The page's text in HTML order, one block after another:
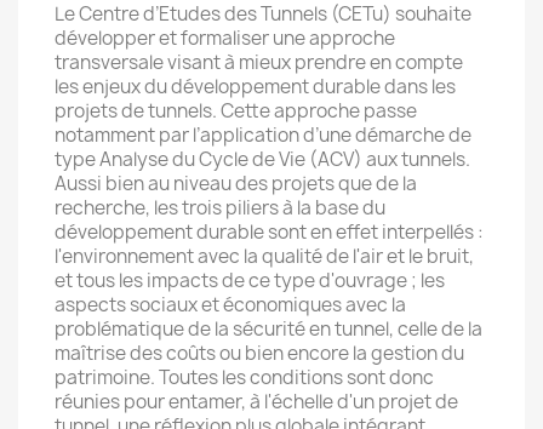
Le Centre d’Etudes des Tunnels (CETu) souhaite
développer et formaliser une approche
transversale visant à mieux prendre en compte
les enjeux du développement durable dans les
projets de tunnels. Cette approche passe
notamment par l’application d’une démarche de
type Analyse du Cycle de Vie (ACV) aux tunnels.
Aussi bien au niveau des projets que de la
recherche, les trois piliers à la base du
développement durable sont en effet interpellés :
l'environnement avec la qualité de l'air et le bruit,
et tous les impacts de ce type d'ouvrage ; les
aspects sociaux et économiques avec la
problématique de la sécurité en tunnel, celle de la
maîtrise des coûts ou bien encore la gestion du
patrimoine. Toutes les conditions sont donc
réunies pour entamer, à l'échelle d'un projet de